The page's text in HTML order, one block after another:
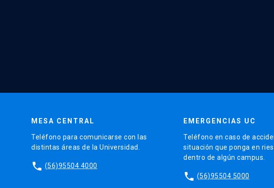
MESA CENTRAL
Teléfono para comunicarse con las
distintas áreas de la Universidad.
phone (56)95504 4000
EMERGENCIAS UC
Teléfono en caso de
situación que ponga en
dentro de algún campus.
phone (56)95504 5000